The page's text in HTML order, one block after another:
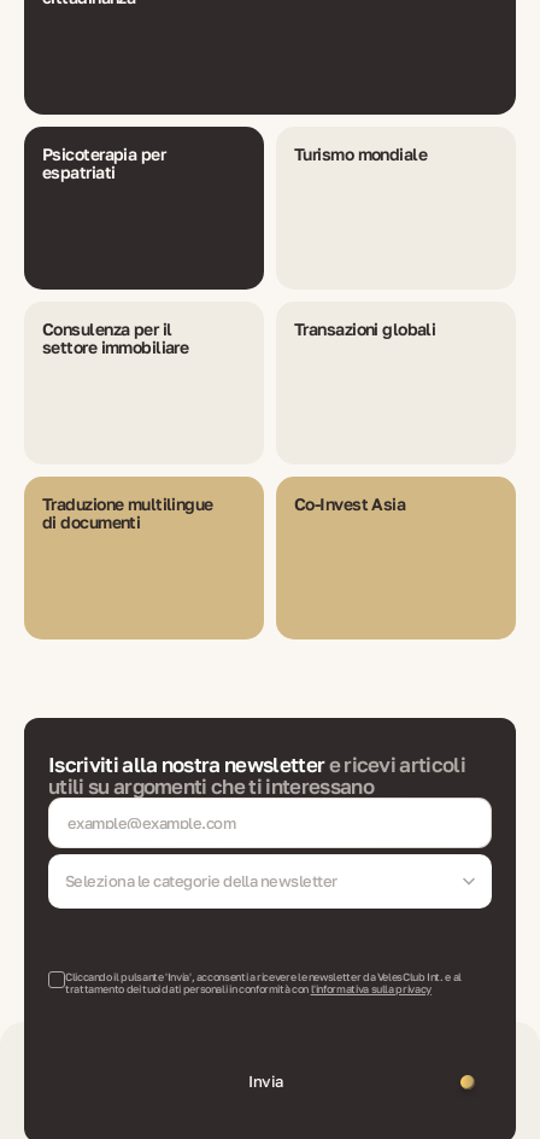
Psicoterapia per
espatriati
Turismo mondiale
Consulenza per il
settore immobiliare
Transazioni globali
Traduzione multilingue
di documenti
Co-Invest Asia
Iscriviti alla nostra newslettere ricevi articoli
utili su argomenti che ti interessano
Seleziona le categorie della newsletter
Cliccando il pulsante 'Invia', acconsenti a ricevere le newsletter da VelesClub Int. e al
trattamento dei tuoi dati personali in conformità conl'informativa sulla privacy
Invia